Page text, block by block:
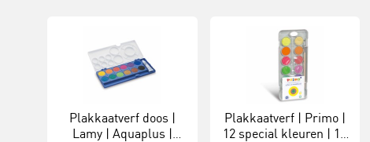
Plakkaatverf doos |
Lamy | Aquaplus |
Plakkaatverf | Primo |
12 special kleuren | 12